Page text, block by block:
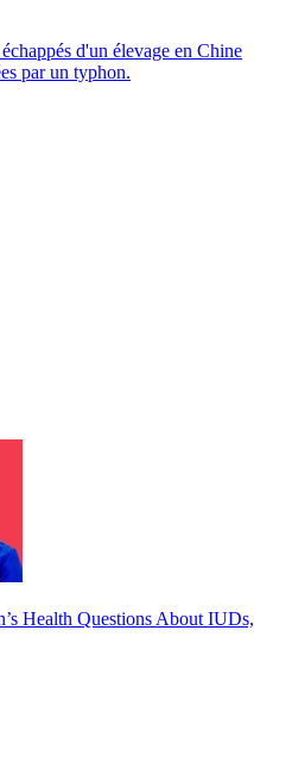
d'un élevage en Chine
par un typhon.
Health Questions About IUDs,